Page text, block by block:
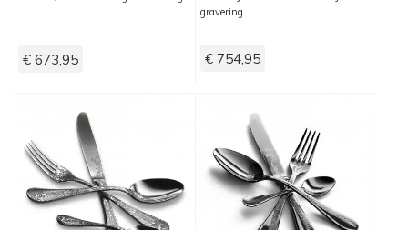
€ 673,95
gravering.
€ 754,95